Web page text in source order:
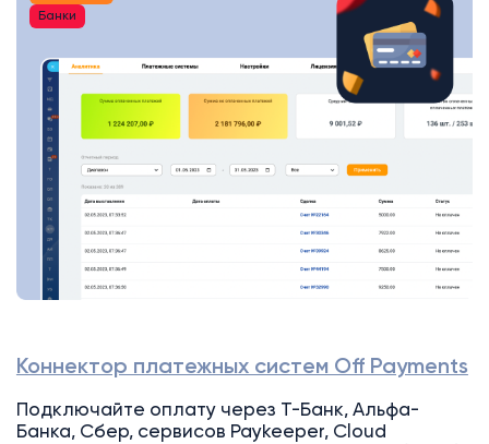
Банки
Коннектор платежных систем Off Payments
Подключайте оплату через Т-Банк, Альфа-
Банка, Сбер, сервисов Paykeeper, Cloud